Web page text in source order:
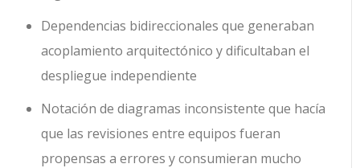
Dependencias bidireccionales que generaban
acoplamiento arquitectónico y dificultaban el
despliegue independiente
Notación de diagramas inconsistente que hacía
que las revisiones entre equipos fueran
propensas a errores y consumieran mucho